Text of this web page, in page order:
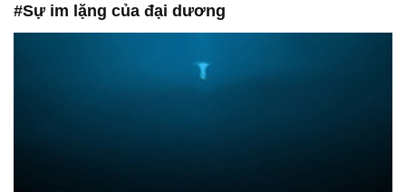
#Sự im lặng của đại dương